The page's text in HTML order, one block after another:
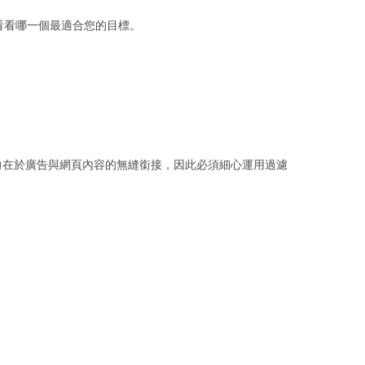
哪一個最適合您的目標。
於廣告與網頁內容的無縫銜接，因此必須細心運用過濾